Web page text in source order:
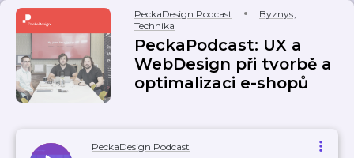
PeckaDesign Podcast Byznys,
Technika
PeckaPodcast: UX a
WebDesign při tvorbě a
optimalizaci e-shopů
PeckaDesign Podcast